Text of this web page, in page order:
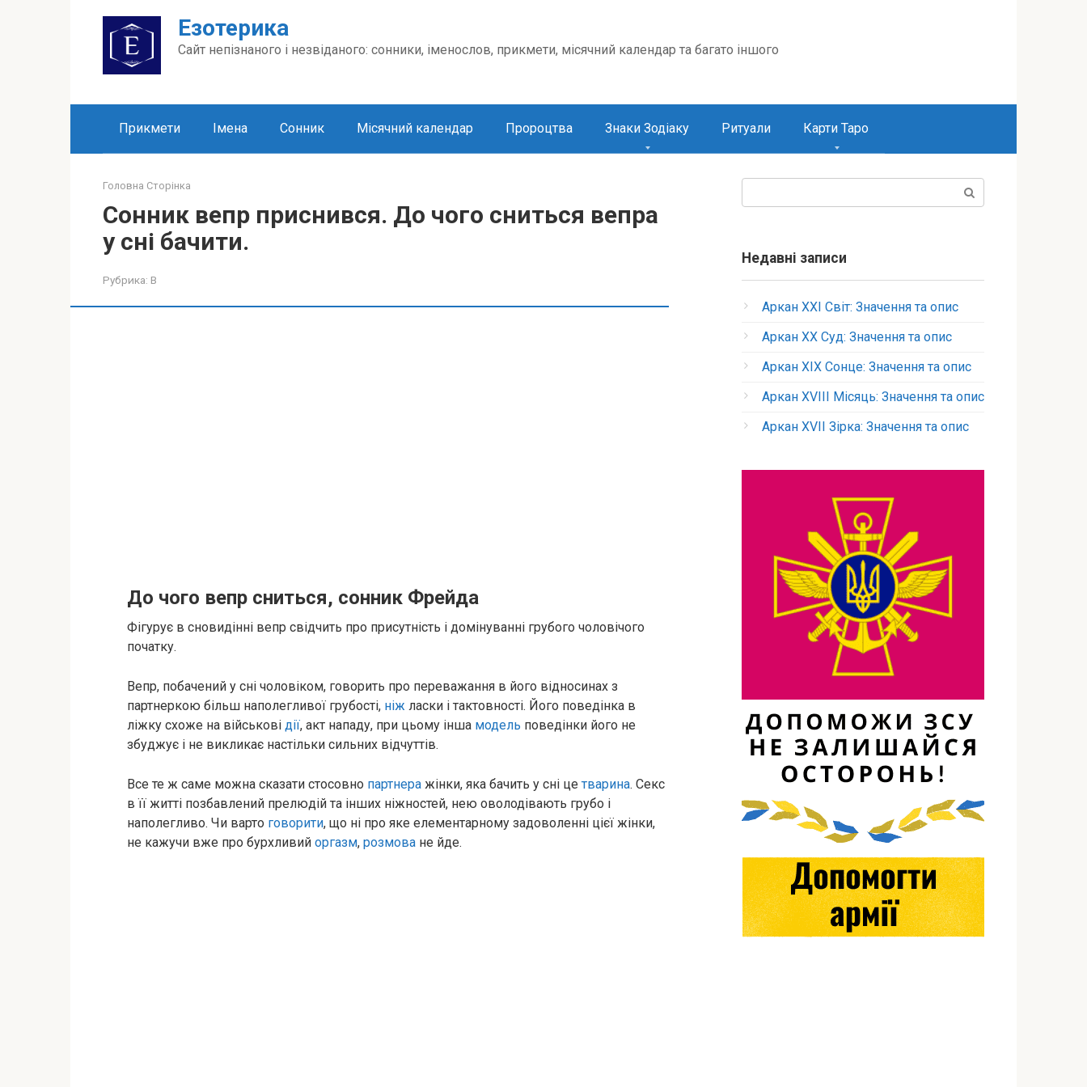
Езотерика
Сайт непізнаного і незвіданого: сонники, іменослов, прикмети, місячний календар та багато іншого
Прикмети Імена Сонник Місячний календар Пророцтва Знаки Зодіаку Ритуали Карти Таро
Головна Сторінка
Сонник вепр приснився. До чого сниться вепра
у сні бачити.
Рубрика: В
До чого вепр сниться, сонник Фрейда
Фігурує в сновидінні вепр свідчить про присутність і домінуванні грубого чоловічого
початку.
Вепр, побачений у сні чоловіком, говорить про переважання в його відносинах з
партнеркою більш наполегливої грубості, ніж ласки і тактовності. Його поведінка в
ліжку схоже на військові дії, акт нападу, при цьому інша модель поведінки його не
збуджує і не викликає настільки сильних відчуттів.
Все те ж саме можна сказати стосовно партнера жінки, яка бачить у сні це тварина. Секс
в її житті позбавлений прелюдій та інших ніжностей, нею оволодівають грубо і
наполегливо. Чи варто говорити, що ні про яке елементарному задоволенні цієї жінки,
не кажучи вже про бурхливий оргазм, розмова не йде.
Недавні записи
Аркан XXI Світ: Значення та опис
Аркан XX Суд: Значення та опис
Аркан XIX Сонце: Значення та опис
Аркан XVIII Місяць: Значення та опис
Аркан XVII Зірка: Значення та опис